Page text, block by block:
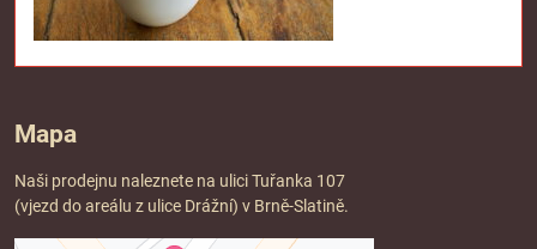
Mapa
Naši prodejnu naleznete na ulici Tuřanka 107
(vjezd do areálu z ulice Drážní) v Brně-Slatině.